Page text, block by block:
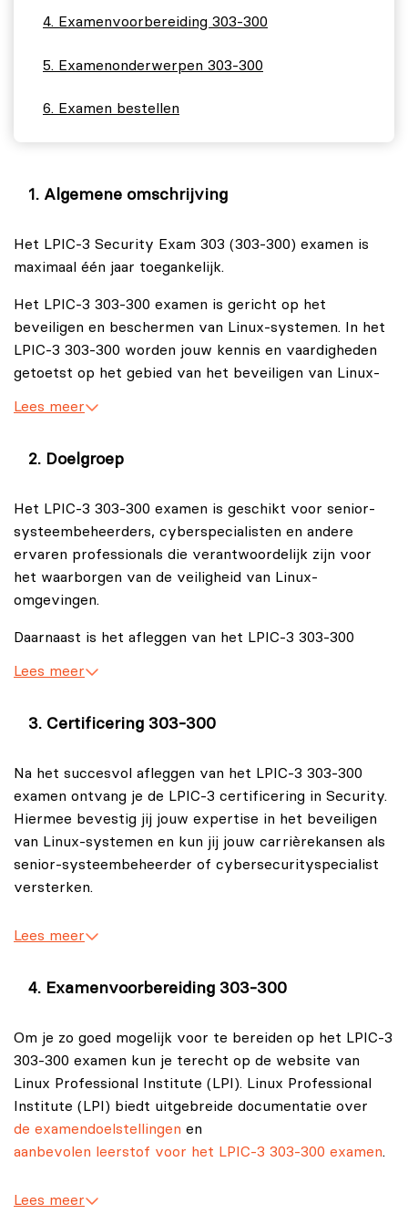
Examenvoorbereiding 303-300
Examenonderwerpen 303-300
Examen bestellen
Algemene omschrijving
Het LPIC-3 Security Exam 303 (303-300) examen is
maximaal één jaar toegankelijk.
Het LPIC-3 303-300 examen is gericht op het
beveiligen en beschermen van Linux-systemen. In het
LPIC-3 303-300 worden jouw kennis en vaardigheden
getoetst op het gebied van het beveiligen van Linux-
tegen interne en externe bedreigingen.
Lees meer
Doelgroep
Het LPIC-3 303-300 examen is geschikt voor senior-
systeembeheerders, cyberspecialisten en andere
ervaren professionals die verantwoordelijk zijn voor
het waarborgen van de veiligheid van Linux-
omgevingen.
Daarnaast is het afleggen van het LPIC-3 303-300
Lees meer
Certificering 303-300
Na het succesvol afleggen van het LPIC-3 303-300
examen ontvang je de LPIC-3 certificering in Security.
Hiermee bevestig jij jouw expertise in het beveiligen
van Linux-systemen en kun jij jouw carrièrekansen als
senior-systeembeheerder of cybersecurityspecialist
versterken.
Lees meer
Examenvoorbereiding 303-300
Om je zo goed mogelijk voor te bereiden op het LPIC-3
303-300 examen kun je terecht op de website van
Linux Professional Institute (LPI). Linux Professional
Institute (LPI) biedt uitgebreide documentatie over
de examendoelstellingen en
aanbevolen leerstof voor het LPIC-3 303-300 examen.
Lees meer